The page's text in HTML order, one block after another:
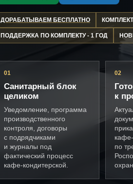
ДОРАБАТЫВАЕМ БЕСПЛАТНО
ПОДДЕРЖКА ПО КОМПЛЕКТУ - 1 ГОД
01
Санитарный блок
целиком
Уведомление, программа
производственного
контроля, договоры
с подрядчиками
и журналы под
фактический процесс
кафе-кондитерской.
02
к
по